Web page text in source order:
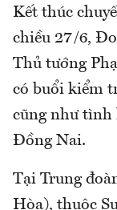
Kết thúc
chiều 27/6,
Thủ tướng
có buổi kiểm
cũng như
Đồng Nai.
Tại Trung
Hòa), thuộc